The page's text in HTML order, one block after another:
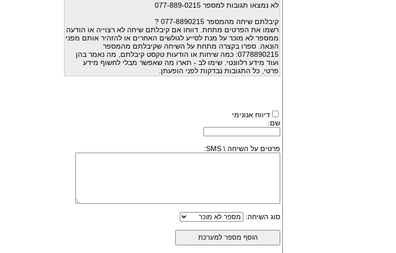
לא נמצאו תגובות למספר 077-889-0215
קיבלתם שיחה מהמספר 077-8890215 ?
רשמו את הפרטים מתחת. דווחו אם קיבלתם שיחה לא רצוייה או הודעה
ממספר לא מוכר על מנת לסייע לגולשים האחרים או להזהיר אותם מפני
הונאה. ספרו בקצרה מתחת על השיחה שקיבלתם מהמספר
0778890215: כמה שיחות או הודעות טקסט קיבלתם, מה נאמר בהן
ועוד מידע רלוונטי. שימו לב - תארו מה שאפשר מבלי לחשוף מידע
פרטי, כל התגובות נבדקות לפני הופעתן.
דיווח אנונימי
שם:
פרטים על השיחה \ SMS:
סוג השיחה: